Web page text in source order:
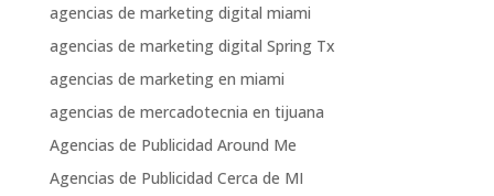
agencias de marketing digital miami
agencias de marketing digital Spring Tx
agencias de marketing en miami
agencias de mercadotecnia en tijuana
Agencias de Publicidad Around Me
Agencias de Publicidad Cerca de MI